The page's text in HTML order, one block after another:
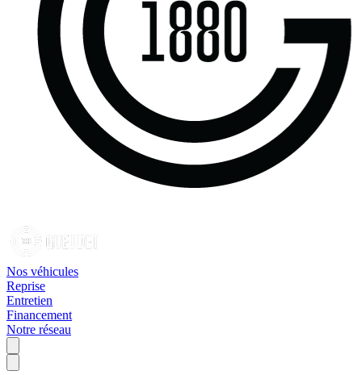
Nos véhicules
Reprise
Entretien
Financement
Notre réseau